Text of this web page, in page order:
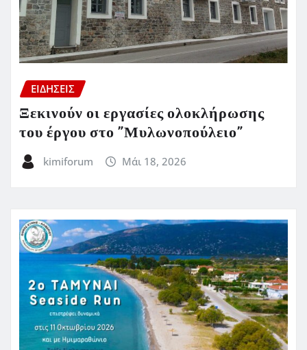
ΕΙΔΗΣΕΙΣ
Ξεκινούν οι εργασίες ολοκλήρωσης
του έργου στο ”Μυλωνοπούλειο”
kimiforum Μάι 18, 2026